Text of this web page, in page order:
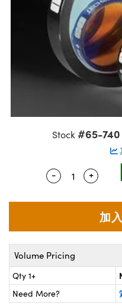
Components | SCHOTT
| 紅外線光學產品
| 超快光學
Sputtering) Coated
濺鍍）鍍膜光學元件
Elements (DOE) | 繞
| 雷射分光鏡
| 雷射顯微鏡
Isolators | 晶體和隔離器
Lighting |顯微鏡照明
Targets | 顯微鏡標靶
Stage Micrometers | 刻劃板
Mechanics | 顯微鏡用結構件
目鏡
and Couplers | 中繼鏡或耦
Accessories | 成像鏡頭配件
Labs Cameras™ | Lucid
| Pixelink 相機
and
Interface Cameras | 高速接口
| 模擬相機
Tools | 量測工具
Components | 主動光學元
Processing
Tomography
Optical Company
Components
Labs™
and Detection
and Production | 清倉實
Targets
and Detection
and Production | 重新認
Stock #65-740
Quantity
- Use
+
Volume Pricing
Qty 1+
Need More?